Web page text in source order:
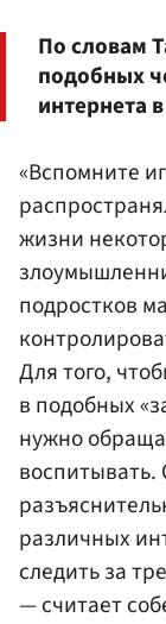
По словам
подобных
интернета
«Вспомните
жизни
подростков
Для того,
в подобных
нужно
воспитывать.
различных
следить за
— считает